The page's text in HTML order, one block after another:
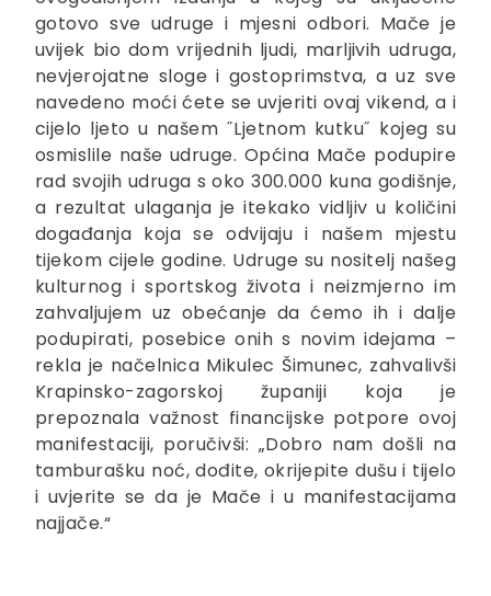
gotovo sve udruge i mjesni odbori. Mače je
uvijek bio dom vrijednih ljudi, marljivih udruga,
nevjerojatne sloge i gostoprimstva, a uz sve
navedeno moći ćete se uvjeriti ovaj vikend, a i
cijelo ljeto u našem ˝Ljetnom kutku˝ kojeg su
osmislile naše udruge. Općina Mače podupire
rad svojih udruga s oko 300.000 kuna godišnje,
a rezultat ulaganja je itekako vidljiv u količini
događanja koja se odvijaju i našem mjestu
tijekom cijele godine. Udruge su nositelj našeg
kulturnog i sportskog života i neizmjerno im
zahvaljujem uz obećanje da ćemo ih i dalje
podupirati, posebice onih s novim idejama –
rekla je načelnica Mikulec Šimunec, zahvalivši
Krapinsko-zagorskoj županiji koja je
prepoznala važnost financijske potpore ovoj
manifestaciji, poručivši: „Dobro nam došli na
tamburašku noć, dođite, okrijepite dušu i tijelo
i uvjerite se da je Mače i u manifestacijama
najjače.“